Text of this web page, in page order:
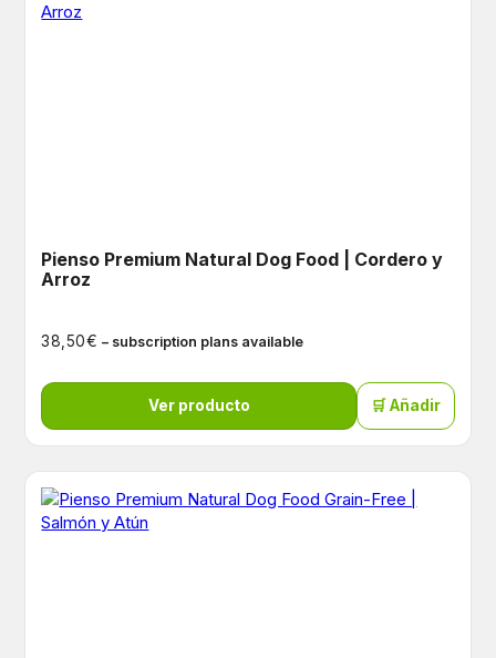
Pienso Premium Natural Dog Food | Cordero y
Arroz
38,50€ – subscription plans available
Ver producto 🛒 Añadir